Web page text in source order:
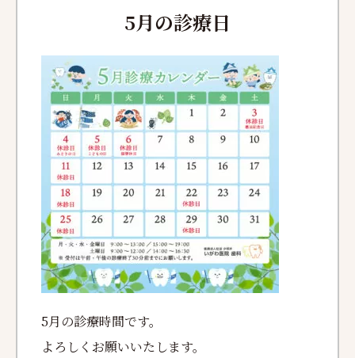
5月の診療日
5月の診療時間です。
よろしくお願いいたします。